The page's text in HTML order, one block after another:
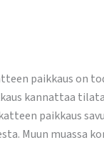
paikkaus on
kannattaa
paikkaus
Muun muassa